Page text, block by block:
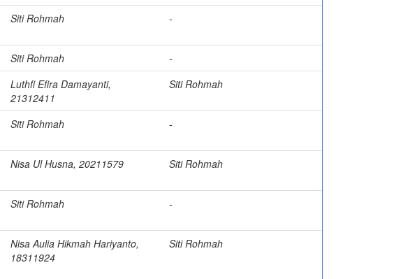
Siti Rohmah -
Siti Rohmah
-
Luthfi Efira Damayanti,
21312411
Siti Rohmah
Siti Rohmah -
Nisa Ul Husna, 20211579 Siti Rohmah
Siti Rohmah -
Nisa Aulia Hikmah Hariyanto,
18311924
Siti Rohmah